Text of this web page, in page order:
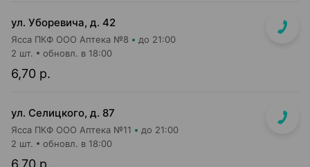
ул. Уборевича, д. 42
Ясса ПКФ ООО Аптека №8 до 21:00
6,70 р.
2 шт. обновл. в 18:00
ул. Селицкого, д. 87
Ясса ПКФ ООО Аптека №11 до 21:00
6,70 р.
2 шт. обновл. в 18:00